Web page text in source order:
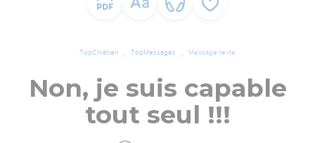
TopChrétien TopMessages Message texte
Non, je suis capable
tout seul !!!